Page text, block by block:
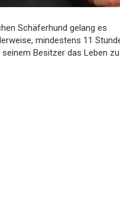
Schäferhund gelang es
mindestens 11
Besitzer das Leben